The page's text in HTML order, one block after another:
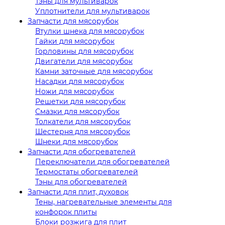
Уплотнители для мультиварок
Запчасти для мясорубок
Втулки шнека для мясорубок
Гайки для мясорубок
Горловины для мясорубок
Двигатели для мясорубок
Камни заточные для мясорубок
Насадки для мясорубок
Ножи для мясорубок
Решетки для мясорубок
Смазки для мясорубок
Толкатели для мясорубок
Шестерня для мясорубок
Шнеки для мясорубок
Запчасти для обогревателей
Переключатели для обогревателей
Термостаты обогревателей
Тэны для обогревателей
Запчасти для плит, духовок
Тены, нагревательные элементы для
конфорок плиты
Блоки розжига для плит